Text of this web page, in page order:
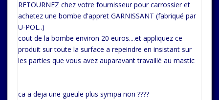
RETOURNEZ chez votre fournisseur pour carrossier et
achetez une bombe d'appret GARNISSANT (fabriqué par
U-POL..)
cout de la bombe environ 20 euros....et appliquez ce
produit sur toute la surface a repeindre en insistant sur
les parties que vous avez auparavant travaillé au mastic
ca a deja une gueule plus sympa non ????